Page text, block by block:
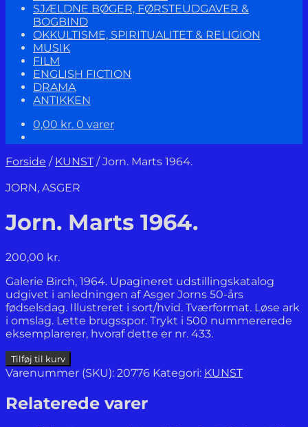
SJÆLDNE BØGER, FØRSTEUDGAVER &
BOGBIND
OKKULTISME, SPIRITUALITET & RELIGION
MUSIK
FILM
ENGLISH FICTION
DRAMA
ANTIKKEN
0,00 kr. 0 varer
Forside / KUNST /Jorn. Marts 1964.
JORN, ASGER
Jorn. Marts 1964.
200,00 kr.
Galerie Birch, 1964. Upagineret udstillingskatalog
udgivet i anledningen af Asger Jorns 50-års
fødselsdag. Illustreret i sort/hvid. Tværformat. Løse ark
i omslag. Lette brugsspor. Trykt i 500 nummererede
eksemplarerer, hvoraf dette er nr. 433.
Jorn.
Marts
antal
Tilføj til kurv
Varenummer (SKU): 20776 Kategori: KUNST
Relaterede varer